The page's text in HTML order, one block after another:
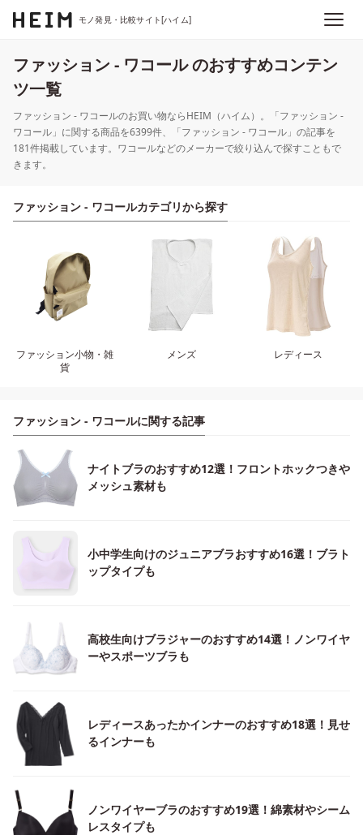
モノ発見・比較サイト[ハイム]
ファッション - ワコール のおすすめコンテン
ツ一覧
ファッション - ワコールのお買い物ならHEIM（ハイム）。「ファッション -
ワコール」に関する商品を6399件、「ファッション - ワコール」の記事を
181件掲載しています。ワコールなどのメーカーで絞り込んで探すこともで
きます。
ファッション - ワコールカテゴリから探す
ファッション小物・雑
貨
メンズ レディース
ファッション - ワコールに関する記事
ナイトブラのおすすめ12選！フロントホックつきや
メッシュ素材も
小中学生向けのジュニアブラおすすめ16選！ブラト
ップタイプも
高校生向けブラジャーのおすすめ14選！ノンワイヤ
ーやスポーツブラも
レディースあったかインナーのおすすめ18選！見せ
るインナーも
ノンワイヤーブラのおすすめ19選！綿素材やシーム
レスタイプも